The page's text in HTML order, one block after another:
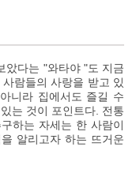
았다는 "와타야 "도 지금
람들의 사랑을 받고 있
니라 집에서도 즐길 수
는 것이 포인트다. 전통
하는 자세는 한 사람이
알리고자 하는 뜨거운